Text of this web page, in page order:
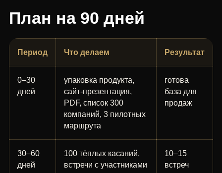
План на 90 дней
Период Что делаем Результат
0–30
дней
упаковка продукта,
сайт-презентация,
PDF, список 300
компаний, 3 пилотных
маршрута
готова
база для
продаж
30–60
дней
100 тёплых касаний,
встречи с участниками
10–15
встреч